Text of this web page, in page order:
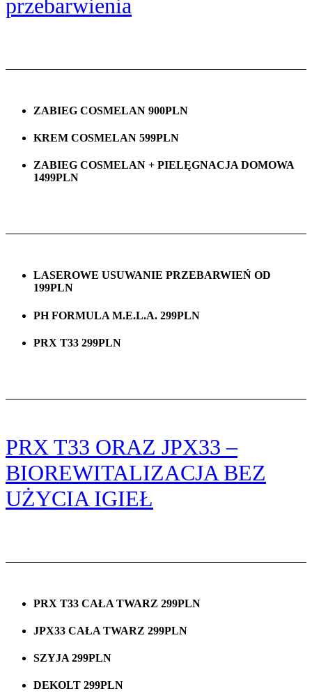
przebarwienia
ZABIEG COSMELAN 900PLN
KREM COSMELAN 599PLN
ZABIEG COSMELAN + PIELĘGNACJA DOMOWA
1499PLN
LASEROWE USUWANIE PRZEBARWIEŃ OD
199PLN
PH FORMULA M.E.L.A. 299PLN
PRX T33 299PLN
PRX T33 ORAZ JPX33 –
BIOREWITALIZACJA BEZ
UŻYCIA IGIEŁ
PRX T33 CAŁA TWARZ 299PLN
JPX33 CAŁA TWARZ 299PLN
SZYJA 299PLN
DEKOLT 299PLN